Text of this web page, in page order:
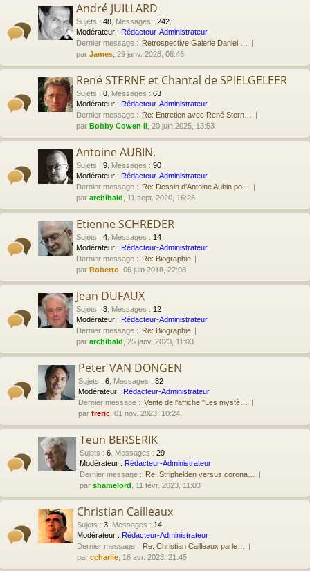
André JUILLARD
Sujets : 48 Messages : 242
Modérateur : Rédacteur-Administrateur
Dernier message : Retrospective Galerie Daniel …
par James , 29 janv. 2026, 08:46
René STERNE et Chantal de SPIELGELEER
Sujets : 8 Messages : 63
Modérateur : Rédacteur-Administrateur
Dernier message : Re: Entretien avec René Stern…
par Bobby Cowen II , 20 juin 2025, 13:53
Antoine AUBIN.
Sujets : 9 Messages : 90
Modérateur : Rédacteur-Administrateur
Dernier message : Re: Dessin d'Antoine Aubin po…
par archibald , 11 sept. 2020, 16:26
Etienne SCHREDER
Sujets : 4 Messages : 14
Modérateur : Rédacteur-Administrateur
Dernier message : Re: Biographie
par Roberto , 06 juin 2018, 22:08
Jean DUFAUX
Sujets : 3 Messages : 12
Modérateur : Rédacteur-Administrateur
Dernier message : Re: Biographie
par archibald , 25 janv. 2023, 11:03
Peter VAN DONGEN
Sujets : 6 Messages : 32
Modérateur : Rédacteur-Administrateur
Dernier message : Vente de l'affiche "Les mystè…
par freric , 01 nov. 2023, 10:24
Teun BERSERIK
Sujets : 6 Messages : 29
Modérateur : Rédacteur-Administrateur
Dernier message : Re: Striphelden versus corona…
par shamelord , 11 févr. 2023, 11:03
Christian Cailleaux
Sujets : 3 Messages : 14
Modérateur : Rédacteur-Administrateur
Dernier message : Re: Christian Cailleaux parle…
par ccharlie , 16 avr. 2023, 21:45